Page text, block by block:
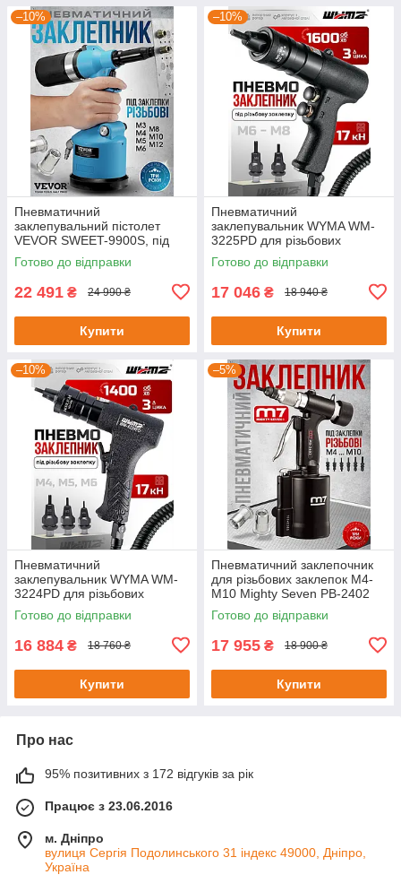
–10%
Пневматичний
заклепувальний пістолет
VEVOR SWEET-9900S, під
різьбові заклепки M3-M12
700129
Готово до відправки
22 491 ₴ 24 990 ₴
Купити
–10%
Пневматичний
заклепувальник WYMA WM-
3225PD для різьбових
заклепок M6-M8
Готово до відправки
17 046 ₴ 18 940 ₴
Купити
–10%
Пневматичний
заклепувальник WYMA WM-
3224PD для різьбових
заклепок M4-M6
Готово до відправки
16 884 ₴ 18 760 ₴
Купити
–5%
Пневматичний заклепочник
для різьбових заклепок M4-
M10 Mighty Seven PB-2402
Готово до відправки
17 955 ₴ 18 900 ₴
Купити
Про нас
95% позитивних з 172 відгуків за рік
Працює з 23.06.2016
м. Дніпро
вулиця Сергія Подолинського 31 індекс 49000, Дніпро,
Україна